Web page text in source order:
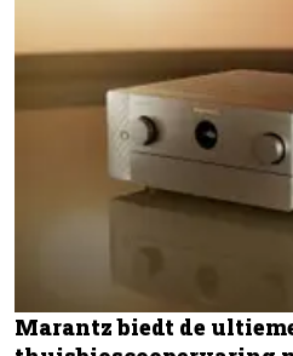
Marantz biedt de